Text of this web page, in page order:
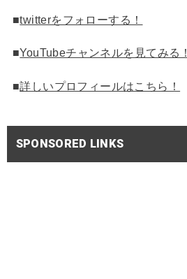
■twitterをフォローする！
■YouTubeチャンネルを見てみる！
■詳しいプロフィールはこちら！
SPONSORED LINKS